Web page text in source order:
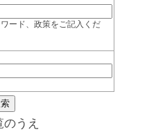
ード、政策をご記入くだ
のうえ